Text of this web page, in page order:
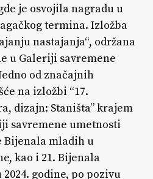
je osvojila nagradu u
termina. Izložba
nastajanja“, održana
u Galeriji savremene
od značajnih
na izložbi “17.
dizajn: Staništa” krajem
savremene umetnosti
Bijenala mladih u
kao i 21. Bijenala
godine, po pozivu